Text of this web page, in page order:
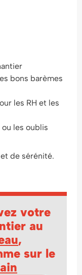
bons barèmes
les RH et les
les oublis
de sérénité.
votre
au
,
sur le